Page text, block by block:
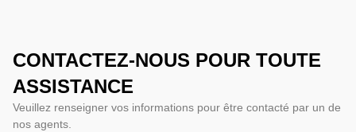
CONTACTEZ-NOUS POUR TOUTE
ASSISTANCE
Veuillez renseigner vos informations pour être contacté par un de
nos agents.